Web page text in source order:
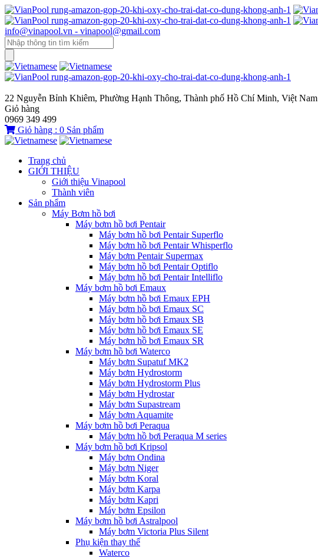
info@vinapool.vn - vinapool@gmail.com
22 Nguyễn Bỉnh Khiêm, Phường Hạnh Thông, Thành phố Hồ Chí Minh, Việt Nam
Giỏ hàng
0969 349 499
Giỏ hàng : 0 Sản phẩm
Trang chủ
GIỚI THIỆU
Giới thiệu Vinapool
Thành viên
Sản phẩm
Máy Bơm hồ bơi
Máy bơm hồ bơi Pentair
Máy bơm hồ bơi Pentair Superflo
Máy bơm hồ bơi Pentair Whisperflo
Máy bơm Pentair Supermax
Máy bơm hồ bơi Pentair Optiflo
Máy bơm hồ bơi Pentair Intelliflo
Máy bơm hồ bơi Emaux
Máy bơm hồ bơi Emaux EPH
Máy bơm hồ bơi Emaux SC
Máy bơm hồ bơi Emaux SB
Máy bơm hồ bơi Emaux SE
Máy bơm hồ bơi Emaux SR
Máy bơm hồ bơi Waterco
Máy bơm Supatuf MK2
Máy bơm Hydrostorm
Máy bơm Hydrostorm Plus
Máy bơm Hydrostar
Máy bơm Supastream
Máy bơm Aquamite
Máy bơm hồ bơi Peraqua
Máy bơm hồ bơi Peraqua M series
Máy bơm hồ bơi Kripsol
Máy bơm Ondina
Máy bơm Niger
Máy bơm Koral
Máy bơm Karpa
Máy bơm Kapri
Máy bơm Epsilon
Máy bơm hồ bơi Astralpool
Máy bơm Victoria Plus Silent
Phụ kiện thay thế
Waterco